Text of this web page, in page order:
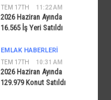
TEM 17TH 11:22 AM
2026 Haziran Ayında
16.565 İş Yeri Satıldı
TEM 17TH 10:31 AM
EMLAK HABERLERI
2026 Haziran Ayında
129.979 Konut Satıldı